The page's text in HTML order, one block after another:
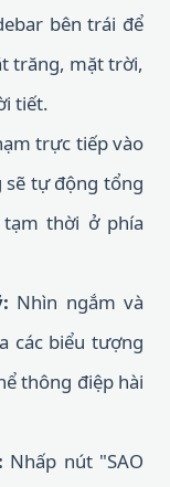
bên trái để
trăng, mặt trời,
tiết.
trực tiếp vào
sẽ tự động tổng
thời ở phía
Nhìn ngắm và
các biểu tượng
thông điệp hài
Nhấp nút "SAO